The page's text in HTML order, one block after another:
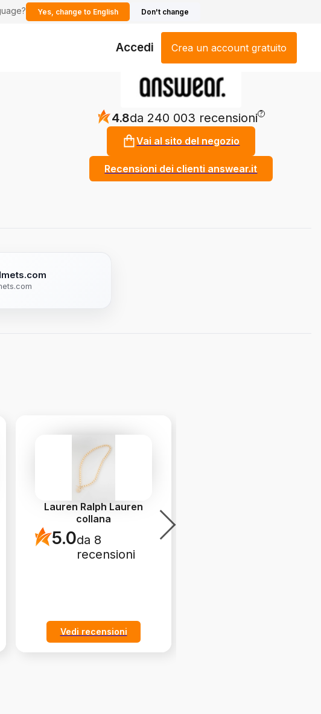
Yes, change to English Don't change
Accedi Crea un account gratuito
4.8da 240 003 recensioni ?
Vai al sito del negozio
Recensioni dei clienti answear.it
Lauren Ralph Lauren
collana
5.0da 8
recensioni
Vedi recensioni